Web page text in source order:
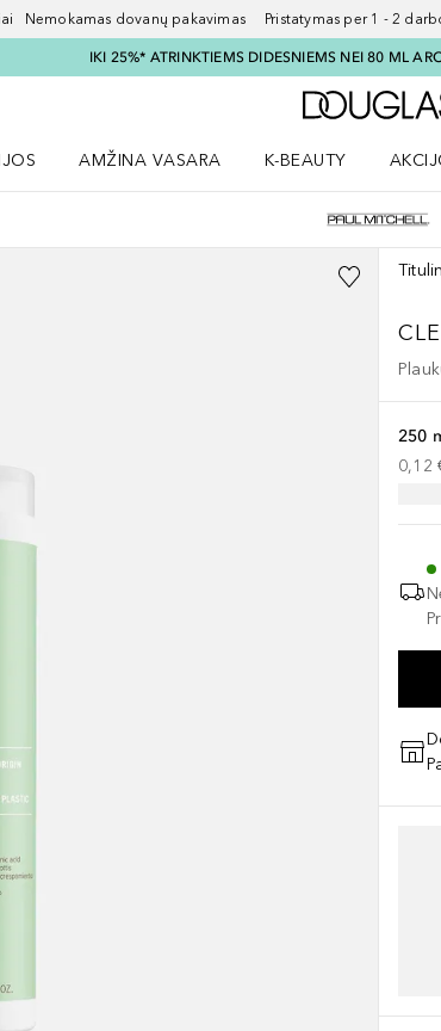
Nemokamas dovanų pakavimas Pristatymas per 1 - 2
IKI 25%* ATRINKTIEMS DIDESNIEMS NEI 80 ML
AMŽINA VASARA
K-BEAUTY
250
0,12